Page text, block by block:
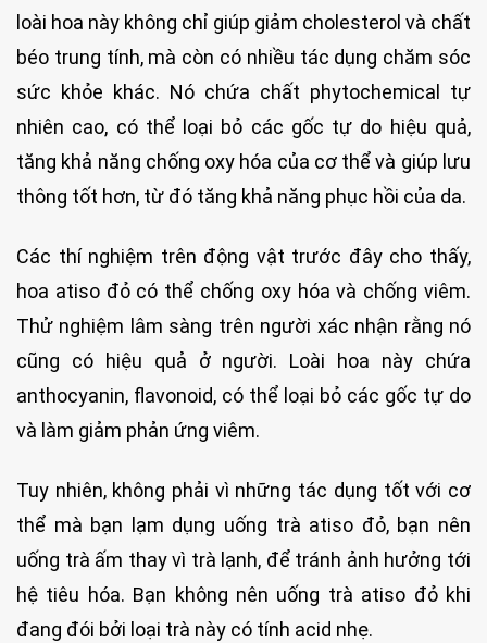
loài hoa này không chỉ giúp giảm cholesterol và chất
béo trung tính, mà còn có nhiều tác dụng chăm sóc
sức khỏe khác. Nó chứa chất phytochemical tự
nhiên cao, có thể loại bỏ các gốc tự do hiệu quả,
tăng khả năng chống oxy hóa của cơ thể và giúp lưu
thông tốt hơn, từ đó tăng khả năng phục hồi của da.
Các thí nghiệm trên động vật trước đây cho thấy,
hoa atiso đỏ có thể chống oxy hóa và chống viêm.
Thử nghiệm lâm sàng trên người xác nhận rằng nó
cũng có hiệu quả ở người. Loài hoa này chứa
anthocyanin, flavonoid, có thể loại bỏ các gốc tự do
và làm giảm phản ứng viêm.
Tuy nhiên, không phải vì những tác dụng tốt với cơ
thể mà bạn lạm dụng uống trà atiso đỏ, bạn nên
uống trà ấm thay vì trà lạnh, để tránh ảnh hưởng tới
hệ tiêu hóa. Bạn không nên uống trà atiso đỏ khi
đang đói bởi loại trà này có tính acid nhẹ.